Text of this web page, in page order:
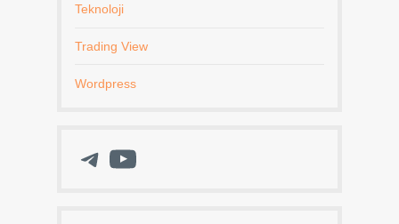
Teknoloji
Trading View
Wordpress
Telegram
YouTube